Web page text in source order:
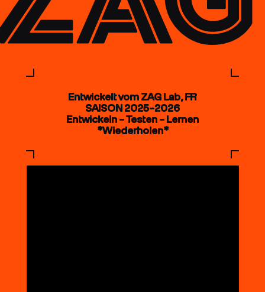
Entwickelt vom ZAG Lab, FR
SAISON 2025–2026
Entwickeln – Testen – Lernen
*Wiederholen*